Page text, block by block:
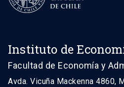
Instituto de
Facultad de Economía y
Avda. Vicuña Mackenna 4860,